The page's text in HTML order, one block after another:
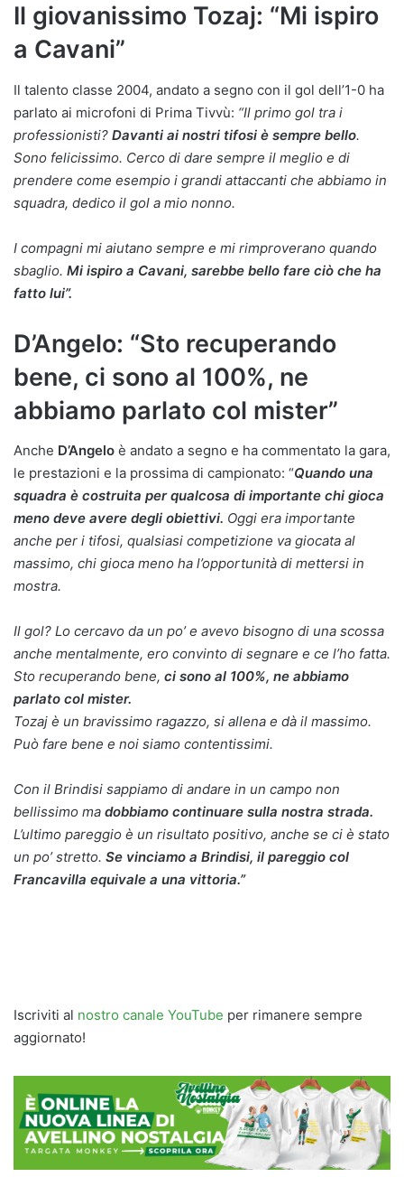
Il giovanissimo Tozaj: “Mi ispiro
a Cavani”
Il talento classe 2004, andato a segno con il gol dell’1-0 ha
parlato ai microfoni di Prima Tivvù: “Il primo gol tra i
professionisti? Davanti ai nostri tifosi è sempre bello.
Sono felicissimo. Cerco di dare sempre il meglio e di
prendere come esempio i grandi attaccanti che abbiamo in
squadra, dedico il gol a mio nonno.
I compagni mi aiutano sempre e mi rimproverano quando
sbaglio. Mi ispiro a Cavani, sarebbe bello fare ciò che ha
fatto lui”.
D’Angelo: “Sto recuperando
bene, ci sono al 100%, ne
abbiamo parlato col mister”
Anche D’Angelo è andato a segno e ha commentato la gara,
le prestazioni e la prossima di campionato: “Quando una
squadra è costruita per qualcosa di importante chi gioca
meno deve avere degli obiettivi. Oggi era importante
anche per i tifosi, qualsiasi competizione va giocata al
massimo, chi gioca meno ha l’opportunità di mettersi in
mostra.
Il gol? Lo cercavo da un po’ e avevo bisogno di una scossa
anche mentalmente, ero convinto di segnare e ce l’ho fatta.
Sto recuperando bene, ci sono al 100%, ne abbiamo
parlato col mister.
Tozaj è un bravissimo ragazzo, si allena e dà il massimo.
Può fare bene e noi siamo contentissimi.
Con il Brindisi sappiamo di andare in un campo non
bellissimo ma dobbiamo continuare sulla nostra strada.
L’ultimo pareggio è un risultato positivo, anche se ci è stato
un po’ stretto. Se vinciamo a Brindisi, il pareggio col
Francavilla equivale a una vittoria.”
Iscriviti al nostro canale YouTube per rimanere sempre
aggiornato!